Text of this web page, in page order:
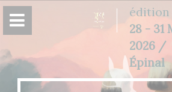
édition
28 - 31
2026 /
Épinal
Panneau de gestion des cookies